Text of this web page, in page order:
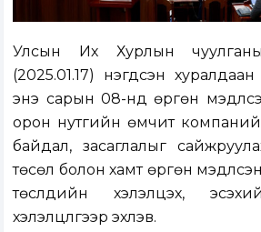
Улсын Их Хурлын
(2025.01.17) нэгдсэн
энэ сарын 08-нд өргөн
орон нутгийн өмчит
байдал, засаглалыг
төсөл болон хамт өргөн
төслүүдийн хэлэлцэх,
хэлэлцүүлгээр эхлэв.